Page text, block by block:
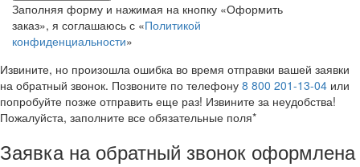
Заполняя форму и нажимая на кнопку «Оформить
заказ», я соглашаюсь с «Политикой
конфиденциальности»
Извините, но произошла ошибка во время отправки вашей заявки
на обратный звонок. Позвоните по телефону 8 800 201-13-04 или
попробуйте позже отправить еще раз! Извините за неудобства!
Пожалуйста, заполните все обязательные поля*
Заявка на обратный звонок оформлена